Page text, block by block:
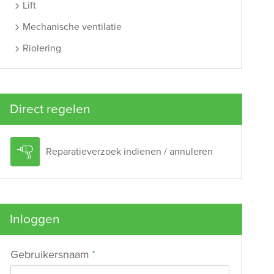
Lift
Mechanische ventilatie
Riolering
Direct regelen
 Reparatieverzoek indienen / annuleren
Inloggen
Gebruikersnaam *